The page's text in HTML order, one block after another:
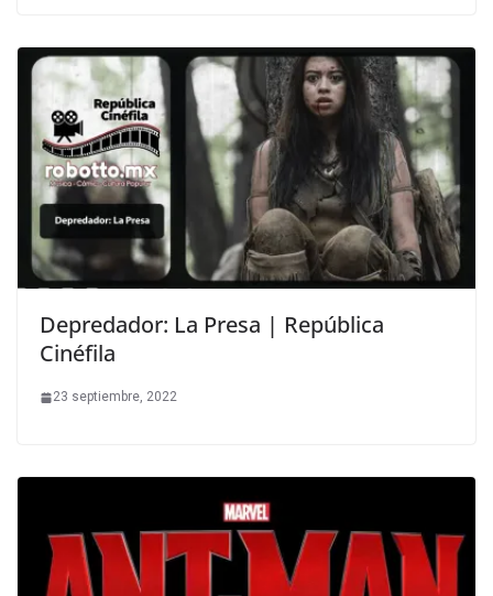
Depredador: La Presa | República
Cinéfila
23 septiembre, 2022